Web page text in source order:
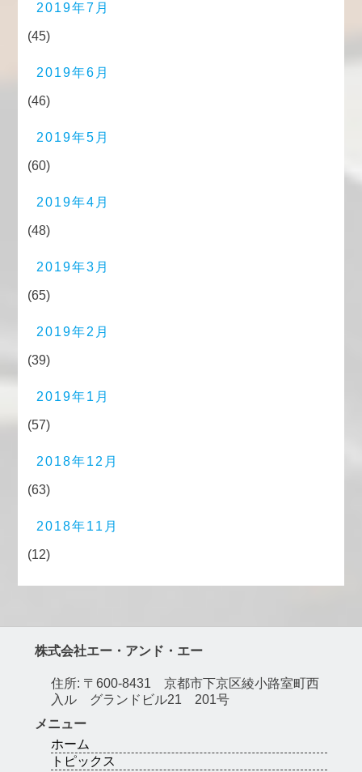
2019年7月
(45)
2019年6月
(46)
2019年5月
(60)
2019年4月
(48)
2019年3月
(65)
2019年2月
(39)
2019年1月
(57)
2018年12月
(63)
2018年11月
(12)
株式会社エー・アンド・エー
住所: 〒600-8431 京都市下京区綾小路室町西
入ル グランドビル21 201号
メニュー
ホーム
トピックス